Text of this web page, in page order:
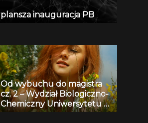
plansza inauguracja PB
Od wybuchu do magistra
cz. 2 – Wydział Biologiczno-
Chemiczny Uniwersytetu w
Białymstoku